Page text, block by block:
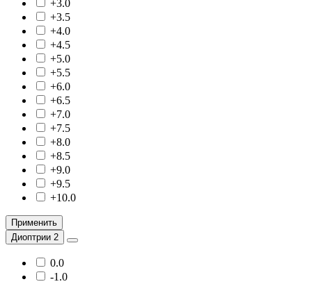
+3.0
+3.5
+4.0
+4.5
+5.0
+5.5
+6.0
+6.5
+7.0
+7.5
+8.0
+8.5
+9.0
+9.5
+10.0
Применить
Диоптрии 2
0.0
-1.0